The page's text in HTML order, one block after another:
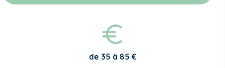
de 35 à 85 €